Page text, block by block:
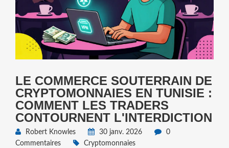
LE COMMERCE SOUTERRAIN DE
CRYPTOMONNAIES EN TUNISIE :
COMMENT LES TRADERS
CONTOURNENT L'INTERDICTION
Robert Knowles 30 janv. 2026
0
Commentaires
Cryptomonnaies